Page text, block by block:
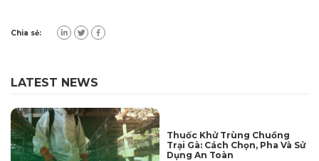
Chia sẻ:
LATEST NEWS
Thuốc Khử Trùng Chuồng
Trại Gà: Cách Chọn, Pha Và Sử
Dụng An Toàn